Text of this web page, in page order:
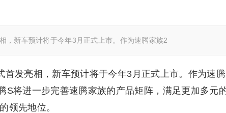
，新车预计将于今年3月正式上市。作为速腾家族2
发亮相，新车预计将于今年3月正式上市。作为速腾
S将进一步完善速腾家族的产品矩阵，满足更加多元
领先地位。